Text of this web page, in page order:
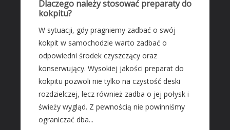
PRZEMYSŁ
Informatyczne
Restauracje, Catering
Fotografia
Adwokaci, Porady Prawne
Ślub i Wesele
Sprzątanie, Porządkowanie
Serwis
Dlaczego należy stosować preparaty do
kokpitu?
W sytuacji, gdy pragniemy zadbać o swój
kokpit w samochodzie warto zadbać o
odpowiedni środek czyszczący oraz
konserwujący. Wysokiej jakości preparat do
kokpitu pozwoli nie tylko na czystość deski
rozdzielczej, lecz również zadba o jej połysk i
świeży wygląd. Z pewnością nie powinniśmy
ograniczać dba...